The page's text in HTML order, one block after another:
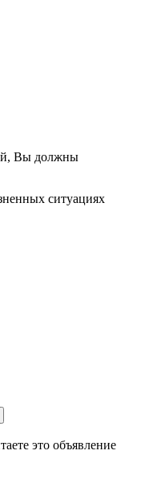
Вы должны
ситуациях
это объявление